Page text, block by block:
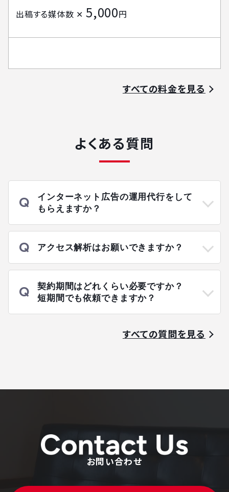
出稿する媒体数 ✕ 5,000円
すべての料金を見る
よくある質問
インターネット広告の運用代行をして
もらえますか？
アクセス解析はお願いできますか？
契約期間はどれくらい必要ですか？
短期間でも依頼できますか？
すべての質問を見る
お問い合わせ